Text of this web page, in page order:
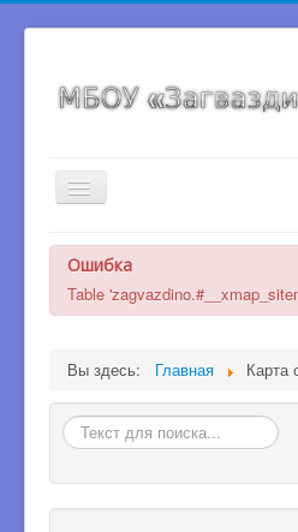
Включить/
выключить
Главная страница
Сведения об
Новости
Карта сайта
Мероприятия
Коронавирус
Ошибка
Table
Вы здесь: Главная Карта
Искать